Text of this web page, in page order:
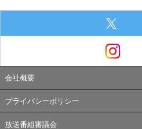
会社概要
プライバシーポリシー
放送番組審議会